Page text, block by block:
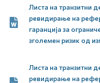
Листа на транзитни
ревидирање на
гаранција за
зголемен ризик од
Листа на транзитни
ревидирање на